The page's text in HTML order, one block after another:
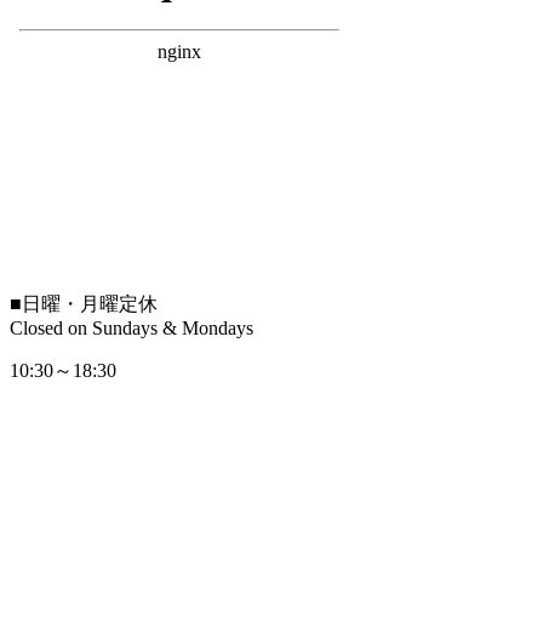
■ 日曜・月曜定休
Closed on Sundays & Mondays
10:30～18:30